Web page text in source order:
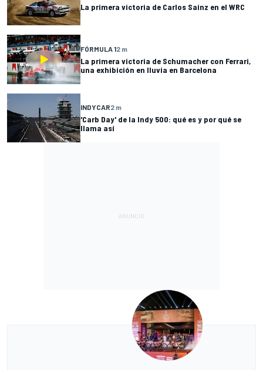
La primera victoria de Carlos Sainz en el WRC
FÓRMULA 12 m
La primera victoria de Schumacher con Ferrari,
una exhibición en lluvia en Barcelona
INDYCAR2 m
'Carb Day' de la Indy 500: qué es y por qué se
llama así